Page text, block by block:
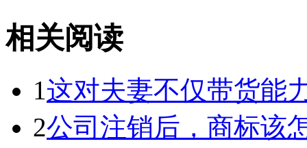
相关阅读
1这对夫妻不仅带货能
2公司注销后，商标该